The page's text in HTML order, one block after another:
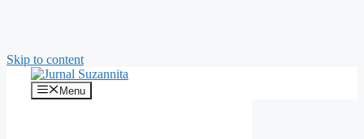
Skip to content
Menu